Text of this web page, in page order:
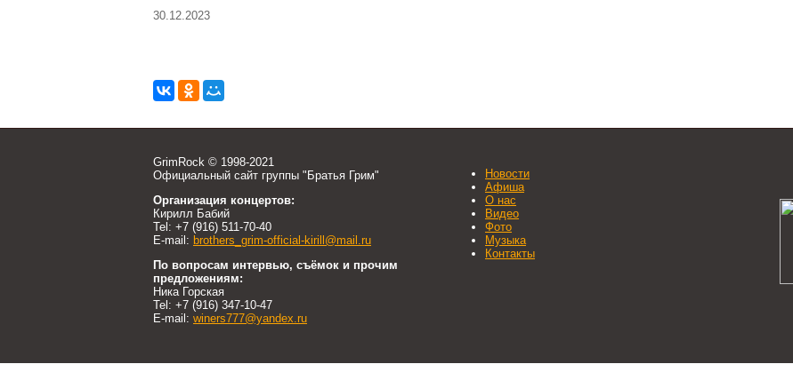
30.12.2023
GrimRock © 1998-2021
Официальный сайт группы "Братья Грим"
Организация концертов:
Кирилл Бабий
Tel: +7 (916) 511-70-40
E-mail: brothers_grim-official-kirill@mail.ru
По вопросам интервью, съёмок и прочим
предложениям:
Ника Горская
Tel: +7 (916) 347-10-47
E-mail: winers777@yandex.ru
Новости
Афиша
О нас
Видео
Фото
Музыка
Контакты